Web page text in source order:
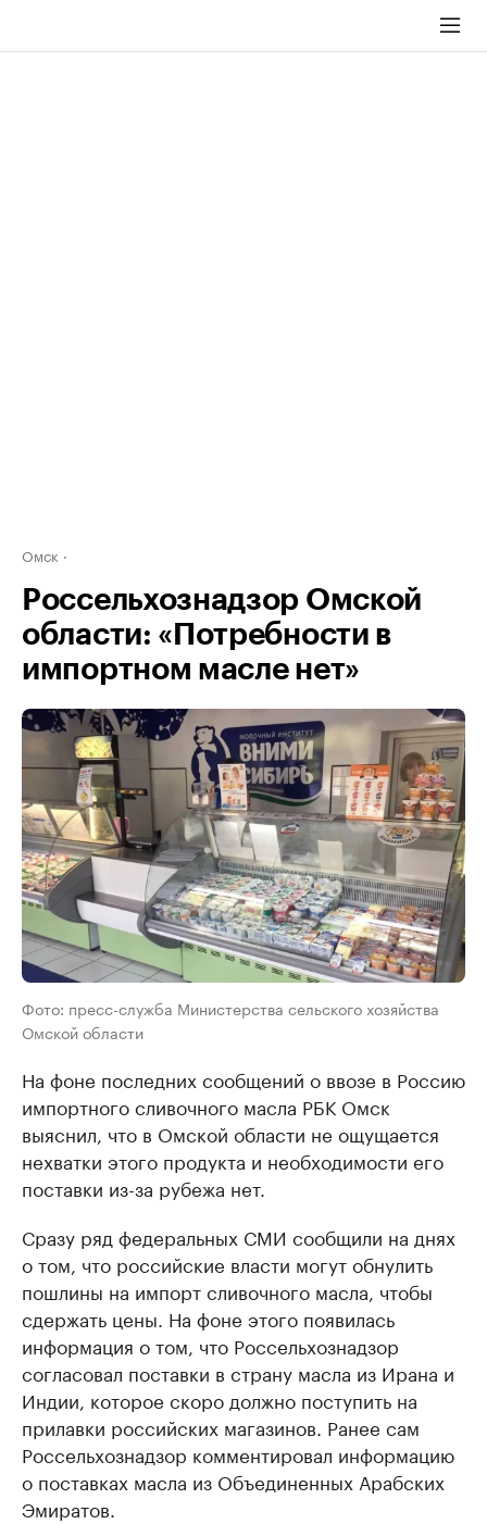
Омск
Россельхознадзор Омской
области: «Потребности в
импортном масле нет»
Фото: пресс-служба Министерства сельского хозяйства
Омской области
На фоне последних сообщений о ввозе в Россию
импортного сливочного масла РБК Омск
выяснил, что в Омской области не ощущается
нехватки этого продукта и необходимости его
поставки из-за рубежа нет.
Сразу ряд федеральных СМИ сообщили на днях
о том, что российские власти могут обнулить
пошлины на импорт сливочного масла, чтобы
сдержать цены. На фоне этого появилась
информация о том, что Россельхознадзор
согласовал поставки в страну масла из Ирана и
Индии, которое скоро должно поступить на
прилавки российских магазинов. Ранее сам
Россельхознадзор комментировал информацию
о поставках масла из Объединенных Арабских
Эмиратов.